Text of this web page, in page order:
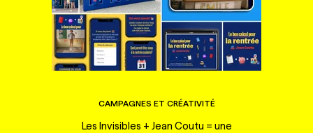
CAMPAGNES ET CRÉATIVITÉ
Les Invisibles + Jean Coutu = une